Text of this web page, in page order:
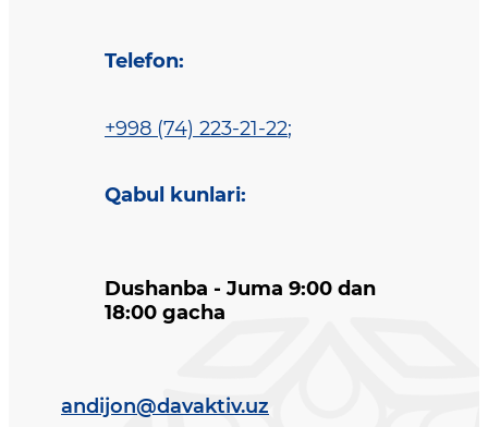
Telefon:
+998 (74) 223-21-22;
Qabul kunlari:
Dushanba - Juma 9:00 dan
18:00 gacha
andijon@davaktiv.uz